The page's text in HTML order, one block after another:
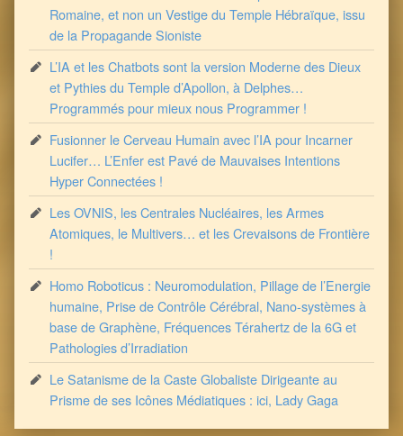
Romaine, et non un Vestige du Temple Hébraïque, issu
de la Propagande Sioniste
L’IA et les Chatbots sont la version Moderne des Dieux
et Pythies du Temple d’Apollon, à Delphes…
Programmés pour mieux nous Programmer !
Fusionner le Cerveau Humain avec l’IA pour Incarner
Lucifer… L’Enfer est Pavé de Mauvaises Intentions
Hyper Connectées !
Les OVNIS, les Centrales Nucléaires, les Armes
Atomiques, le Multivers… et les Crevaisons de Frontière
!
Homo Roboticus : Neuromodulation, Pillage de l’Energie
humaine, Prise de Contrôle Cérébral, Nano-systèmes à
base de Graphène, Fréquences Térahertz de la 6G et
Pathologies d’Irradiation
Le Satanisme de la Caste Globaliste Dirigeante au
Prisme de ses Icônes Médiatiques : ici, Lady Gaga